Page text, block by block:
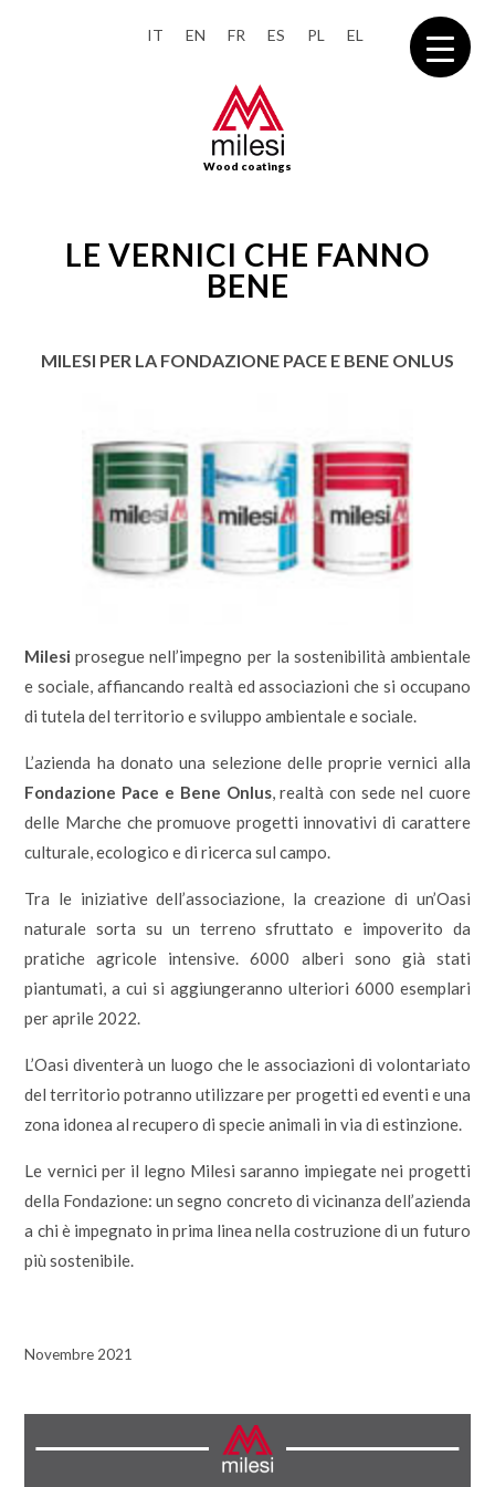
IT EN FR ES PL EL
Wood coatings
LE VERNICI CHE FANNO
BENE
MILESI PER LA FONDAZIONE PACE E BENE ONLUS
Milesi prosegue nell’impegno per la sostenibilità ambientale
e sociale, affiancando realtà ed associazioni che si occupano
di tutela del territorio e sviluppo ambientale e sociale.
L’azienda ha donato una selezione delle proprie vernici alla
Fondazione Pace e Bene Onlus, realtà con sede nel cuore
delle Marche che promuove progetti innovativi di carattere
culturale, ecologico e di ricerca sul campo.
Tra le iniziative dell’associazione, la creazione di un’Oasi
naturale sorta su un terreno sfruttato e impoverito da
pratiche agricole intensive. 6000 alberi sono già stati
piantumati, a cui si aggiungeranno ulteriori 6000 esemplari
per aprile 2022.
L’Oasi diventerà un luogo che le associazioni di volontariato
del territorio potranno utilizzare per progetti ed eventi e una
zona idonea al recupero di specie animali in via di estinzione.
Le vernici per il legno Milesi saranno impiegate nei progetti
della Fondazione: un segno concreto di vicinanza dell’azienda
a chi è impegnato in prima linea nella costruzione di un futuro
più sostenibile.
Novembre 2021